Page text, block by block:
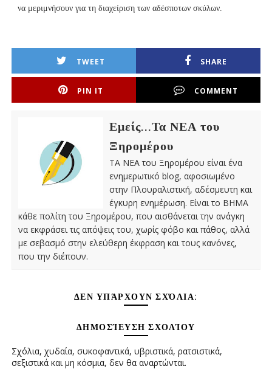
να μεριμνήσουν για τη διαχείριση των αδέσποτων σκύλων.
TWEET SHARE
PIN IT COMMENT
Εμείς...Τα ΝΕΑ του
Ξηρομέρου
ΤΑ ΝΕΑ του Ξηρομέρου είναι ένα
ενημερωτικό blog, αφοσιωμένο
στην Πλουραλιστική, αδέσμευτη και
έγκυρη ενημέρωση. Είναι το ΒΗΜΑ
κάθε πολίτη του Ξηρομέρου, που αισθάνεται την ανάγκη
να εκφράσει τις απόψεις του, χωρίς φόβο και πάθος, αλλά
με σεβασμό στην ελεύθερη έκφραση και τους κανόνες,
που την διέπουν.
ΔΕΝ ΥΠΆΡΧΟΥΝ ΣΧΌΛΙΑ:
ΔΗΜΟΣΊΕΥΣΗ ΣΧΟΛΊΟΥ
Σχόλια, χυδαία, συκοφαντικά, υβριστικά, ρατσιστικά,
σεξιστικά και μη κόσμια, δεν θα αναρτώνται.